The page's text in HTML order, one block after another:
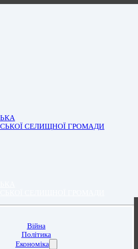
СЕЛИЩНОЇ ГРОМАДИ
Війна
Політика
Економіка